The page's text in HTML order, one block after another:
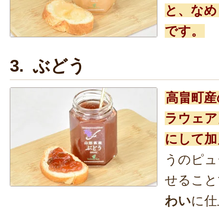
と、な
です。
3. ぶどう
高畠町
ラウェ
にして
うのピ
せるこ
わいに